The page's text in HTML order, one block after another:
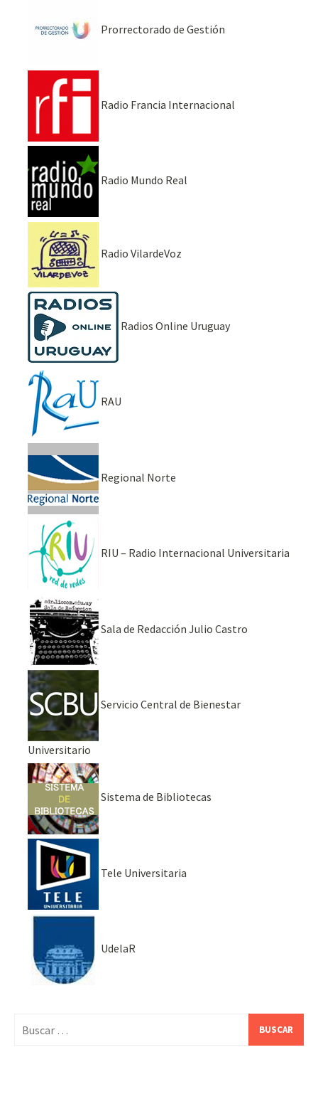
Prorrectorado de Gestión
Radio Francia Internacional
Radio Mundo Real
Radio VilardeVoz
Radios Online Uruguay
RAU
Regional Norte
RIU – Radio Internacional Universitaria
Sala de Redacción Julio Castro
Servicio Central de Bienestar
Universitario
Sistema de Bibliotecas
Tele Universitaria
UdelaR